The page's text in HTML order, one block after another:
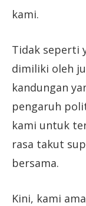
kami.
Tidak seperti
dimiliki oleh
kandungan
pengaruh
kami untuk
rasa takut
bersama.
Kini, kami